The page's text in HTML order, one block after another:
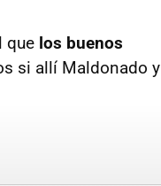
que los buenos
si allí Maldonado y